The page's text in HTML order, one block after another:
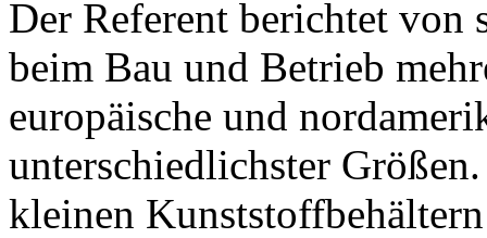
Der Referent berichtet von
beim Bau und Betrieb
europäische und
unterschiedlichster
kleinen